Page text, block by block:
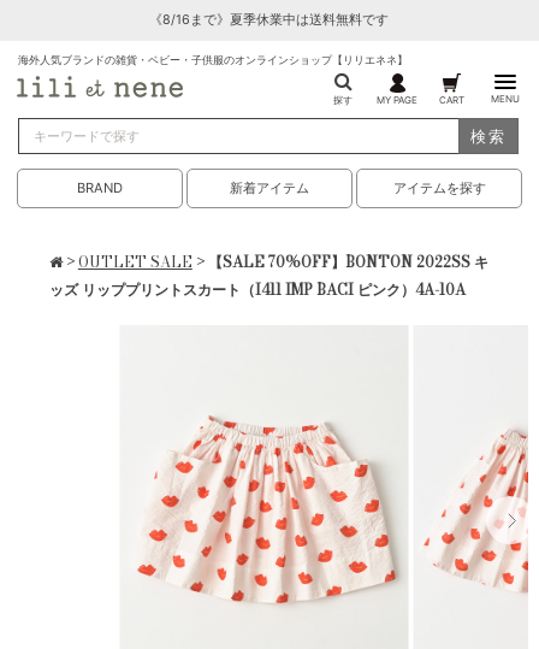
《8/16まで》夏季休業中は送料無料です
海外人気ブランドの雑貨・ベビー・子供服のオンラインショップ【リリエネネ】
探す MY PAGE CART MENU
検索
BRAND 新着アイテム アイテムを探す
>OUTLET SALE > 【SALE 70%OFF】BONTON 2022SS キ
ッズ リッププリントスカート（I411 IMP BACI ピンク）4A-10A